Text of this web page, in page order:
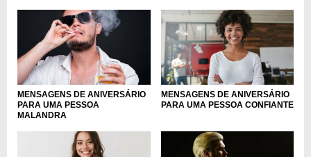
MENSAGENS DE ANIVERSÁRIO
PARA UMA PESSOA
MALANDRA
MENSAGENS DE ANIVERSÁRIO
PARA UMA PESSOA CONFIANTE